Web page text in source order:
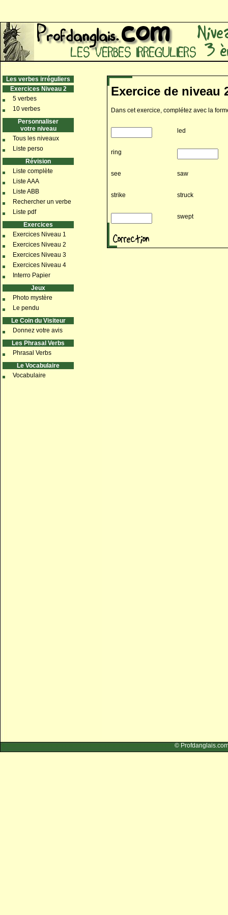
Les verbes irréguliers
Exercices Niveau 2
5 verbes
10 verbes
Personnaliser
votre niveau
Tous les niveaux
Liste perso
Révision
Liste complète
Liste AAA
Liste ABB
Rechercher un verbe
Liste pdf
Exercices
Exercices Niveau 1
Exercices Niveau 2
Exercices Niveau 3
Exercices Niveau 4
Interro Papier
Jeux
Photo mystère
Le pendu
Le Coin du Visiteur
Donnez votre avis
Les Phrasal Verbs
Phrasal Verbs
Le Vocabulaire
Vocabulaire
Exercice de niveau
Dans cet exercice, complétez avec la
led
ring
see saw
strike struck
swept
©